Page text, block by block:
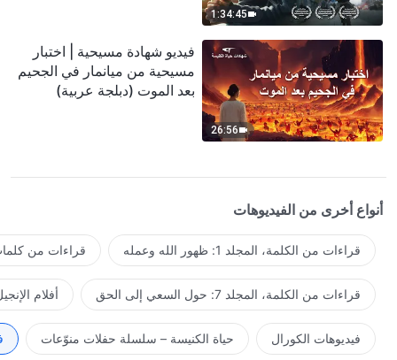
1:34:45
26:56
فيديو شهادة مسيحية | اختبار
مسيحية من ميانمار في الجحيم
بعد الموت (دبلجة عربية)
أنواع أخرى من الفيديوهات
قراءات من الكلمة، المجلد 1: ظهور الله وعمله قراءات من
قراءات من الكلمة، المجلد 7: حول السعي إلى الحق أفلام
فيديوهات الكورال حياة الكنيسة – سلسلة حفلات منوّعات